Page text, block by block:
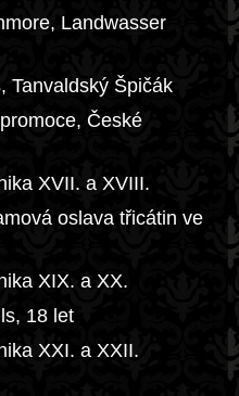
Landwasser
Tanvaldský Špičák
České
XVII. a XVIII.
oslava třicátin ve
XIX. a XX.
18 let
XXI. a XXII.